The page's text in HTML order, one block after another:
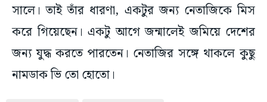
সালে। তাই তাঁর ধারণা, একটুর জন্য নেতাজিকে মিস
করে গিয়েছেন। একটু আগে জন্মালেই জমিয়ে দেশের
জন্য যুদ্ধ করতে পারতেন। নেতাজির সঙ্গে থাকলে কুছু
নামডাক ভি তো হোতো।